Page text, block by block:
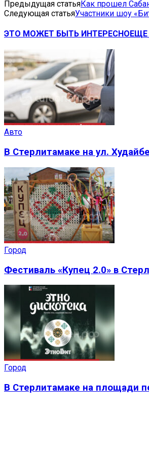
Предыдущая статьяКак прошел
Следующая статьяУчастники шоу
ЭТО МОЖЕТ БЫТЬ ИНТЕРЕСНОЕЩЕ
Авто
В Стерлитамаке на ул.
Город
Фестиваль «Купец 2.0» в
Город
В Стерлитамаке на площади